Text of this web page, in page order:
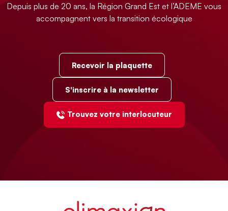
Depuis plus de 20 ans, la Région Grand Est et l’ADEME vous
accompagnent vers la transition écologique
Recevoir la plaquette
S'inscrire à la newsletter
Trouvez votre interlocuteur